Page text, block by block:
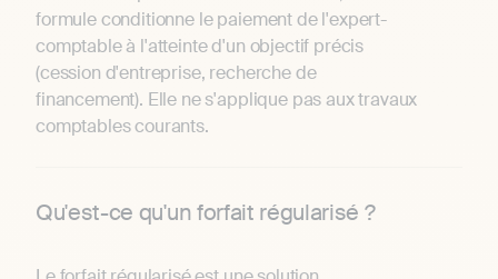
formule conditionne le paiement de l'expert-
comptable à l'atteinte d'un objectif précis
(cession d'entreprise, recherche de
financement). Elle ne s'applique pas aux travaux
comptables courants.
Qu'est-ce qu'un forfait régularisé ?